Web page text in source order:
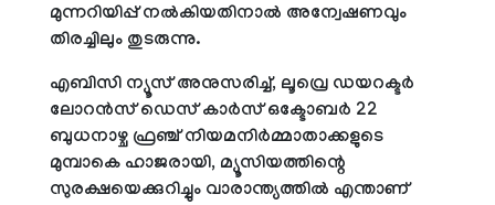
മുന്നറിയിപ്പ് നല്‍കിയതിനാല്‍ അന്വേഷണവും
തിരച്ചിലും തുടരുന്നു.
എബിസി ന്യൂസ് അനുസരിച്ച്, ലൂവ്രെ ഡയറക്ടര്‍
ലോറന്‍സ് ഡെസ് കാര്‍സ് ഒക്ടോബര്‍ 22
ബുധനാഴ്ച ഫ്രഞ്ച് നിയമനിര്‍മ്മാതാക്കളുടെ
മുമ്പാകെ ഹാജരായി, മ്യൂസിയത്തിന്റെ
സുരക്ഷയെക്കുറിച്ചും വാരാന്ത്യത്തില്‍ എന്താണ്